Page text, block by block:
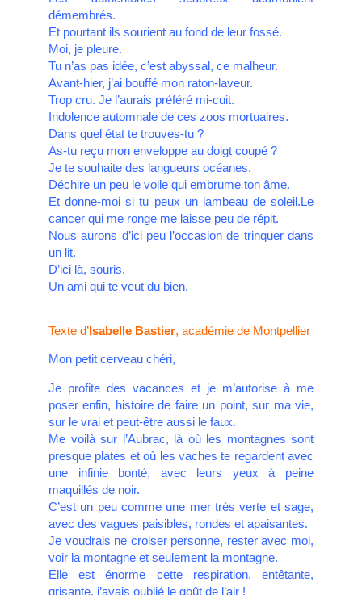
démembrés.
Et pourtant ils sourient au fond de leur fossé.
Moi, je pleure.
Tu n’as pas idée, c’est abyssal, ce malheur.
Avant-hier, j’ai bouffé mon raton-laveur.
Trop cru. Je l’aurais préféré mi-cuit.
Indolence automnale de ces zoos mortuaires.
Dans quel état te trouves-tu ?
As-tu reçu mon enveloppe au doigt coupé ?
Je te souhaite des langueurs océanes.
Déchire un peu le voile qui embrume ton âme.
Et donne-moi si tu peux un lambeau de soleil.Le
cancer qui me ronge me laisse peu de répit.
Nous aurons d’ici peu l’occasion de trinquer dans
un lit.
D’ici là, souris.
Un ami qui te veut du bien.
Texte d’Isabelle Bastier, académie de Montpellier
Mon petit cerveau chéri,
Je profite des vacances et je m’autorise à me
poser enfin, histoire de faire un point, sur ma vie,
sur le vrai et peut-être aussi le faux.
Me voilà sur l’Aubrac, là où les montagnes sont
presque plates et où les vaches te regardent avec
une infinie bonté, avec leurs yeux à peine
maquillés de noir.
C’est un peu comme une mer très verte et sage,
avec des vagues paisibles, rondes et apaisantes.
Je voudrais ne croiser personne, rester avec moi,
voir la montagne et seulement la montagne.
Elle est énorme cette respiration, entêtante,
grisante, j’avais oublié le goût de l’air !